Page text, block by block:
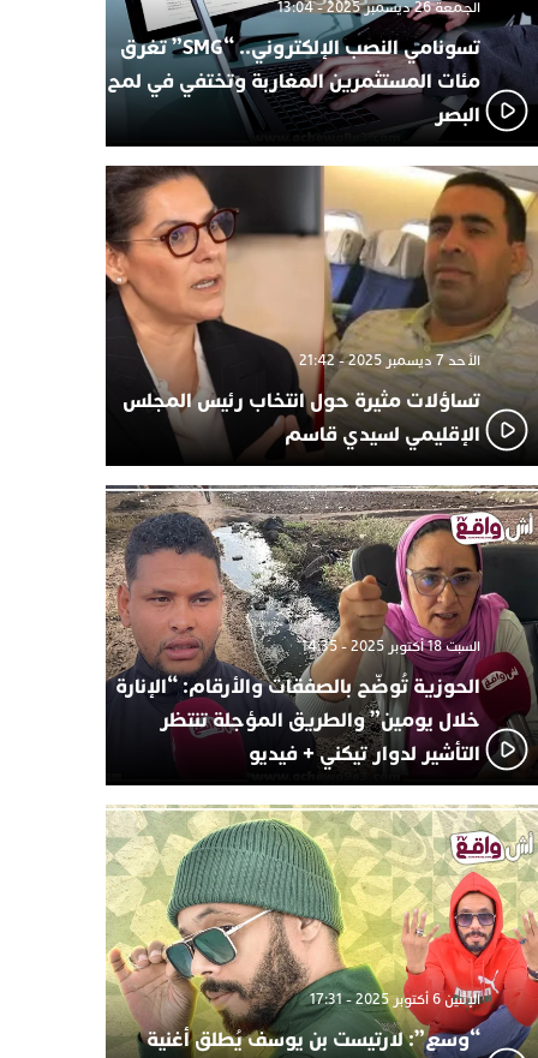
الجمعة 26 ديسمبر 2025 - 13:04
تسونامي النصب الإلكتروني.. “SMG” تغرق
مئات المستثمرين المغاربة وتختفي في لمح
البصر
الأحد 7 ديسمبر 2025 - 21:42
تساؤلات مثيرة حول انتخاب رئيس المجلس
الإقليمي لسيدي قاسم
السبت 18 أكتوبر 2025 - 14:35
الحوزية تُوضّح بالصفقات والأرقام: “الإنارة
خلال يومين” والطريق المؤجلة تنتظر
التأشير لدوار تيكني + فيديو
الإثنين 6 أكتوبر 2025 - 17:31
“وسع”: لارتيست بن يوسف يُطلق أغنية